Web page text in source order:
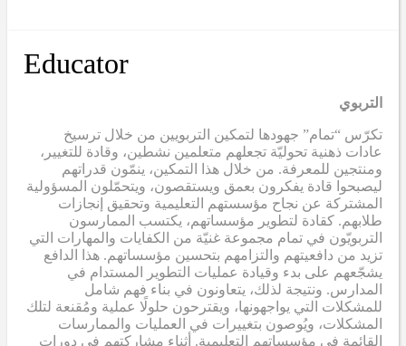
Educator
التربوي
تكرّس “تمام” جهودها لتمكين التربويين من خلال ترسيخ
عادات ذهنية تحوليّة تجعلهم متعلمين نشطين، وقادة للتغيير،
ومنتجين للمعرفة. من خلال هذا التمكين، ينمّون قدراتهم
ليصبحوا قادة يفكرون بعمق ويستقصون، ويتحمّلون المسؤولية
المشتركة عن نجاح مؤسستهم التعليمية وتحقيق إنجازات
طلابهم. كقادة لتطوير مؤسساتهم، يكتسب الممارسون
التربويّون في تمام مجموعة غنيّة من الكفايات والمهارات التي
تزيد من دافعيتهم والتزامهم بتحسين مؤسساتهم. هذا الدافع
يشجّعهم على بدء وقيادة عمليات التطوير المستدام في
المدارس. ونتيجة لذلك، يتعاونون في بناء فهم شامل
للمشكلات التي يواجهونها، ويقترحون حلولًا عملية ومُقنعة لتلك
المشكلات، ويُوصون بتغييرات في العمليات والممارسات
القائمة في مؤسساتهم التعليمية. أثناء مشاركتهم في دورات